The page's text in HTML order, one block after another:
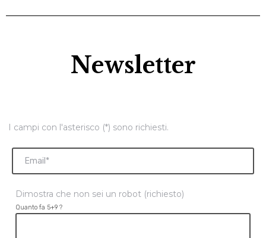
Newsletter
I campi con l'asterisco (*) sono richiesti.
Dimostra che non sei un robot (richiesto)
Quanto fa 5+9 ?